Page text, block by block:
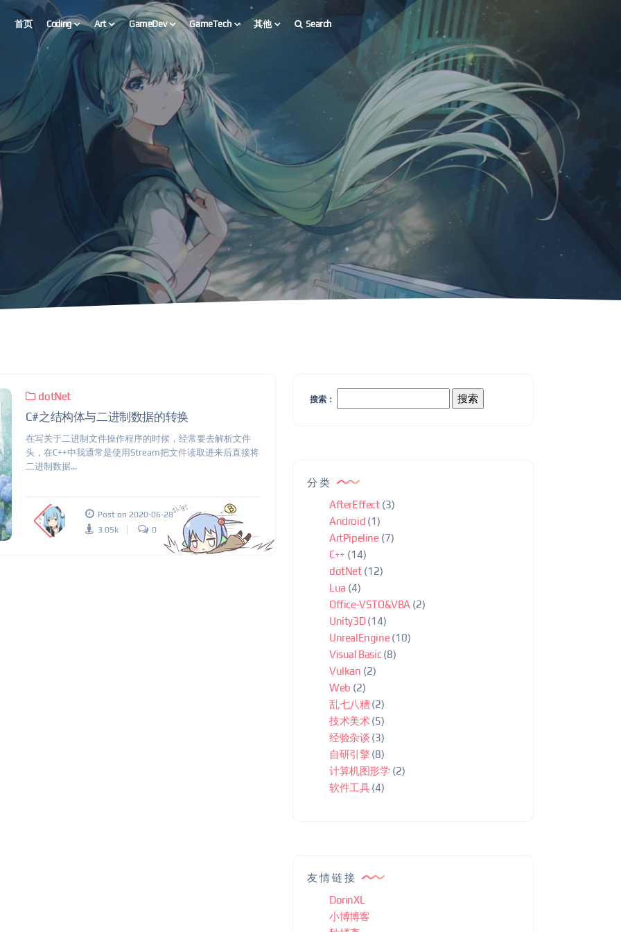
首页 Coding Art GameDev GameTech 其他 Search
dotNet
C#之结构体与二进制数据的转换
在写关于二进制文件操作程序的时候，经常要去解析文件
头，在C++中我通常是使用Stream把文件读取进来后直接将
二进制数据...
Post on 2020-06-28
3.05k
0
搜索：
分类
AfterEffect(3)
Android (1)
ArtPipeline (7)
C++ (14)
dotNet(12)
Lua (4)
Office-VSTO&VBA (2)
Unity3D(14)
UnrealEngine (10)
Visual Basic(8)
Vulkan (2)
Web (2)
乱七八糟(2)
技术美术(5)
经验杂谈 (3)
自研引擎 (8)
计算机图形学 (2)
软件工具(4)
友情链接
DorinXL
小博博客